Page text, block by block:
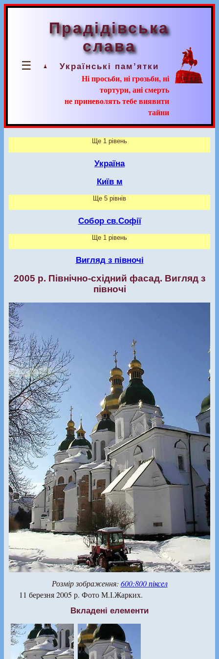
☰
Прадідівська
слава
Українські пам’ятки
Ні просьби, ні грозьби, ні
тортури, ані смерть
не приневолять тебе виявити
тайни
Ще 1 рівень
Україна
Київ м
Ще 5 рівнів
Собор св.Софії
Ще 1 рівень
Вигляд з півночі
2005 р. Північно-східний фасад. Вигляд з
півночі
Розмір зображення: 600:800 піксел
11 березня 2005 р. Фото М.І.Жарких.
Вкладені елементи